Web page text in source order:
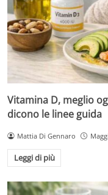
Vitamina D, meglio
dicono le linee guida
Mattia Di Gennaro
Leggi di più